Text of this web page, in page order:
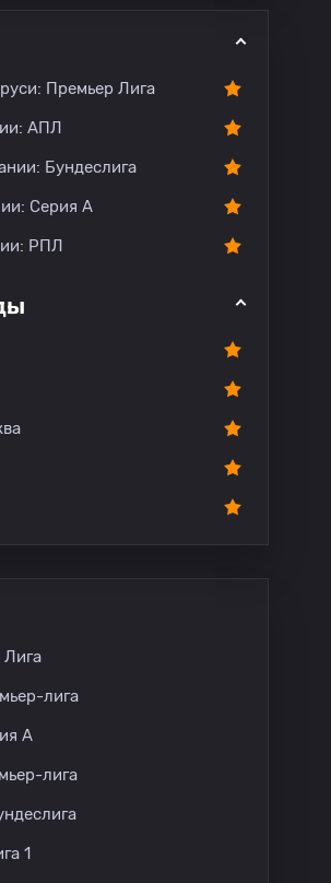
Премьер Лига
АПЛ
Бундеслига
Серия А
РПЛ
лига
А
лига
1